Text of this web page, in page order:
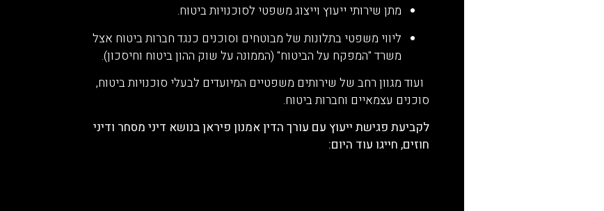
מתן שירותי ייעוץ וייצוג משפטי לסוכנויות ביטוח.
ליווי משפטי בתלונות של מבוטחים וסוכנים כנגד חברות ביטוח אצל
משרד "המפקח על הביטוח" (הממונה על שוק ההון ביטוח וחיסכון).
ועוד מגוון רחב של שירותים משפטיים המיועדים לבעלי סוכנויות ביטוח,
סוכנים עצמאיים וחברות ביטוח.
לקביעת פגישת ייעוץ עם עורך הדין אמנון פיראן בנושא דיני מסחר ודיני
חוזים, חייגו עוד היום: